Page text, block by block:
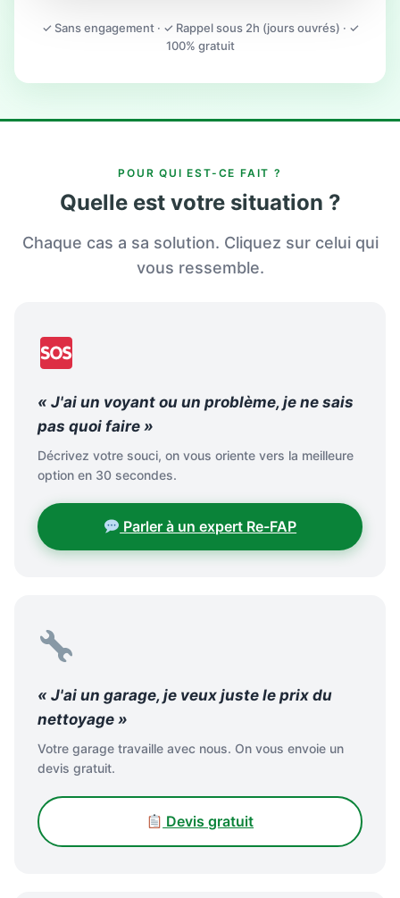
✓ Sans engagement · ✓ Rappel sous 2h (jours ouvrés) · ✓
100% gratuit
POUR QUI EST-CE FAIT ?
Quelle est votre situation ?
Chaque cas a sa solution. Cliquez sur celui qui
vous ressemble.
« J'ai un voyant ou un problème, je ne sais
pas quoi faire »
Décrivez votre souci, on vous oriente vers la meilleure
option en 30 secondes.
Parler à un expert Re-FAP
« J'ai un garage, je veux juste le prix du
nettoyage »
Votre garage travaille avec nous. On vous envoie un
devis gratuit.
Devis gratuit